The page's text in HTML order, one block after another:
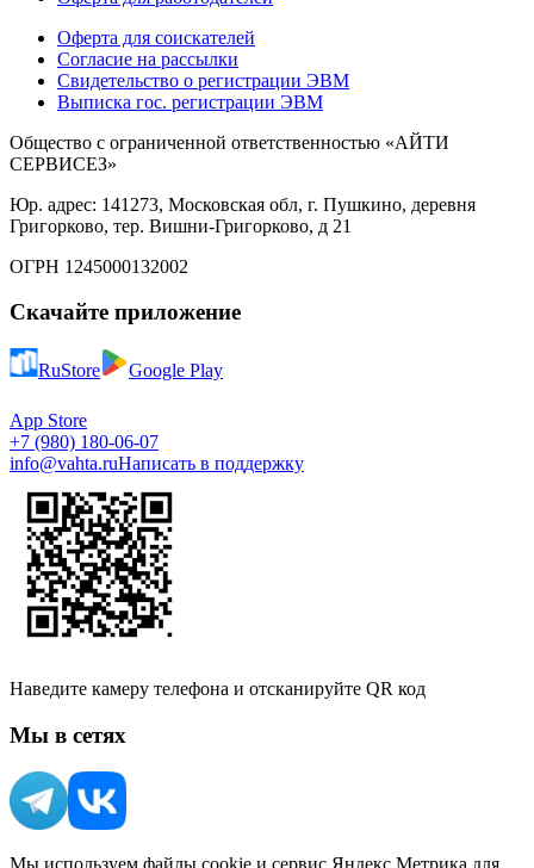
Оферта для соискателей
Согласие на рассылки
Свидетельство о регистрации ЭВМ
Выписка гос. регистрации ЭВМ
Общество с ограниченной ответственностью «АЙТИ
СЕРВИСЕЗ»
Юр. адрес: 141273, Московская обл, г. Пушкино, деревня
Григорково, тер. Вишни-Григорково, д 21
ОГРН 1245000132002
Скачайте приложение
RuStore Google Play
App Store
+7 (980) 180-06-07
info@vahta.ruНаписать в поддержку
Наведите камеру телефона и отсканируйте QR код
Мы в сетях
Мы используем файлы cookie и сервис Яндекс.Метрика для